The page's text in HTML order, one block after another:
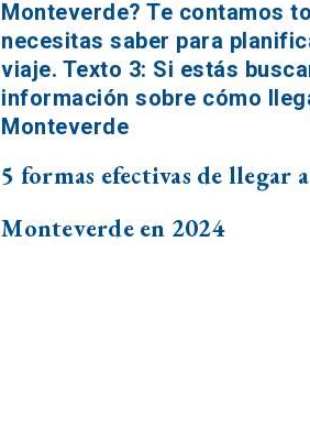
5 formas efectivas de llegar a
Monteverde en 2024